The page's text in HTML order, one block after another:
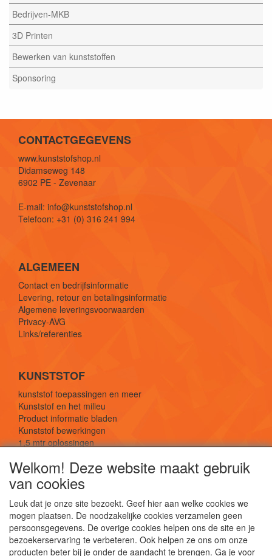
Bedrijven-MKB
3D Printen
Bewerken van kunststoffen
Sponsoring
CONTACTGEGEVENS
www.kunststofshop.nl
Didamseweg 148
6902 PE - Zevenaar
E-mail: info@kunststofshop.nl
Telefoon: +31 (0) 316 241 994
ALGEMEEN
Contact en bedrijfsinformatie
Levering, retour en betalingsinformatie
Algemene leveringsvoorwaarden
Privacy-AVG
Links/referenties
KUNSTSTOF
kunststof toepassingen en meer
Kunststof en het milieu
Product informatie bladen
Kunststof bewerkingen
1,5 mtr oplossingen
SOCIALE MEDIA
Welkom! Deze website maakt gebruik
van cookies
Leuk dat je onze site bezoekt. Geef hier aan welke cookies we
mogen plaatsen. De noodzakelijke cookies verzamelen geen
persoonsgegevens. De overige cookies helpen ons de site en je
bezoekerservaring te verbeteren. Ook helpen ze ons om onze
producten beter bij je onder de aandacht te brengen. Ga je voor